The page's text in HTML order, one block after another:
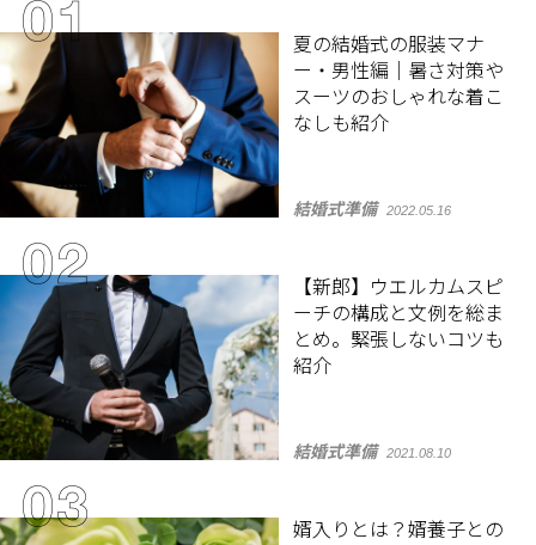
夏の結婚式の服装マナ
ー・男性編｜暑さ対策や
スーツのおしゃれな着こ
なしも紹介
結婚式準備 2022.05.16
【新郎】ウエルカムスピ
ーチの構成と文例を総ま
とめ。緊張しないコツも
紹介
結婚式準備 2021.08.10
婿入りとは？婿養子との